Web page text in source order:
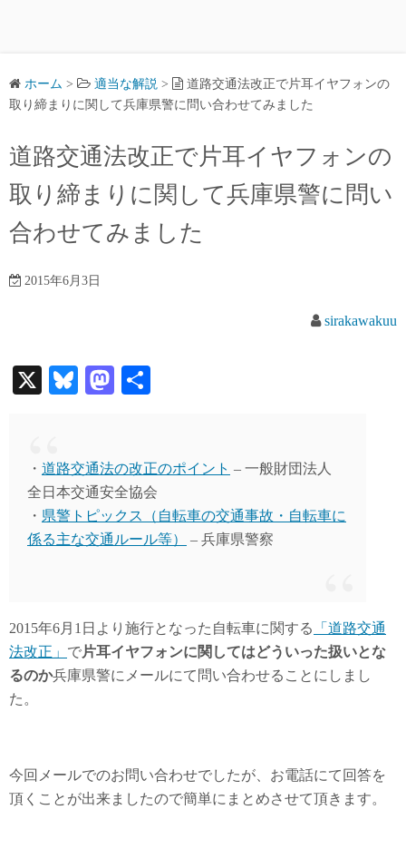
ホーム > 適当な解説 >
道路交通法改正で片耳イヤフォンの
取り締まりに関して兵庫県警に問い合わせてみました
道路交通法改正で片耳イヤフォンの
取り締まりに関して兵庫県警に問い
合わせてみました
2015年6月3日
sirakawakuu
X
Bl
y
M
do
n
・ 道路交通法の改正のポイント – 一般財団法人
全日本交通安全協会
・ 県警トピックス（自転車の交通事故・自転車に
係る主な交通ルール等）
– 兵庫県警察
2015年6月1日より施行となった自転車に関する
「道路交通
法改正」 で片耳イヤフォンに関してはどういった扱いとな
るのか兵庫県警にメールにて問い合わせることにしまし
た。
今回メールでのお問い合わせでしたが、お電話にて回答を
頂くことが出来ましたので簡単にまとめさせて頂きます。